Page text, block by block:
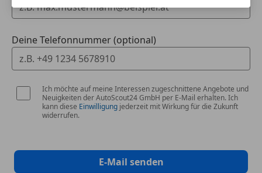
Deine Telefonnummer (optional)
Ich möchte auf meine Interessen zugeschnittene Angebote und
Neuigkeiten der AutoScout24 GmbH per E-Mail erhalten. Ich
kann diese Einwilligung jederzeit mit Wirkung für die Zukunft
widerrufen.
E-Mail senden